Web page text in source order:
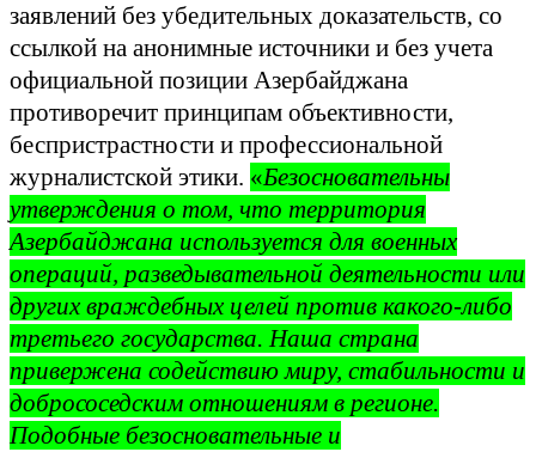
заявлений без убедительных доказательств, со
ссылкой на анонимные источники и без учета
официальной позиции Азербайджана
противоречит принципам объективности,
беспристрастности и профессиональной
журналистской этики. «Безосновательны
утверждения о том, что территория
Азербайджана используется для военных
операций, разведывательной деятельности или
других враждебных целей против какого-либо
третьего государства. Наша страна
привержена содействию миру, стабильности и
добрососедским отношениям в регионе.
Подобные безосновательные и